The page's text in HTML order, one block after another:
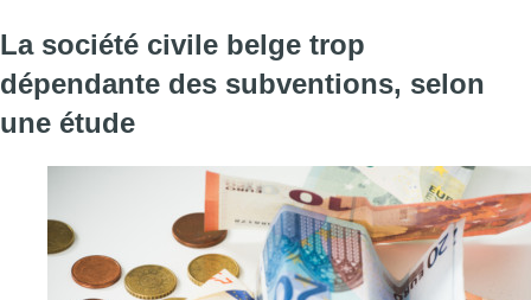
La société civile belge trop
dépendante des subventions, selon
une étude